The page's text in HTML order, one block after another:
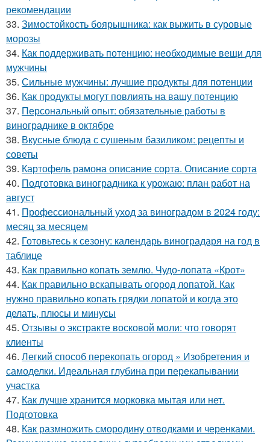
рекомендации
33. Зимостойкость боярышника: как выжить в суровые
морозы
34. Как поддерживать потенцию: необходимые вещи для
мужчины
35. Сильные мужчины: лучшие продукты для потенции
36. Как продукты могут повлиять на вашу потенцию
37. Персональный опыт: обязательные работы в
винограднике в октябре
38. Вкусные блюда с сушеным базиликом: рецепты и
советы
39. Картофель рамона описание сорта. Описание сорта
40. Подготовка виноградника к урожаю: план работ на
август
41. Профессиональный уход за виноградом в 2024 году:
месяц за месяцем
42. Готовьтесь к сезону: календарь виноградаря на год в
таблице
43. Как правильно копать землю. Чудо-лопата «Крот»
44. Как правильно вскапывать огород лопатой. Как
нужно правильно копать грядки лопатой и когда это
делать, плюсы и минусы
45. Отзывы о экстракте восковой моли: что говорят
клиенты
46. Легкий способ перекопать огород » Изобретения и
самоделки. Идеальная глубина при перекапывании
участка
47. Как лучше хранится морковка мытая или нет.
Подготовка
48. Как размножить смородину отводками и черенками.